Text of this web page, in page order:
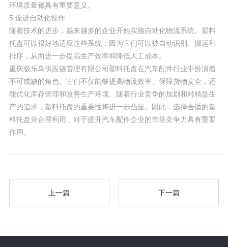
环境质量都具有重要意义。
5.促进自动化操作
随着技术的进步，越来越多的企业开始实施自动化物流系统。塑料
托盘可以很好地适应这些系统，因为它们可以被自动识别、搬运和
排序，从而进一步提高生产效率和降低人工成本。
重庆极乐鸟供应链管理有限公司塑料托盘在汽车配件行业中扮演着
不可或缺的角色。它们不仅能够提高物流效率、保障货物安全，还
能优化库存管理和改善生产环境。随着行业竞争的加剧和对精益生
产的追求，塑料托盘的重要性将进一步凸显。因此，选择合适的塑
料托盘并合理利用，对于提升汽车配件企业的市场竞争力具有重要
作用。
上一篇 下一篇